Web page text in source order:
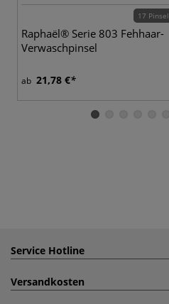
17 Pinsel
Raphaël® Serie 803 Fehhaar-
Verwaschpinsel
ab 21,78 €
Service Hotline
Versandkosten